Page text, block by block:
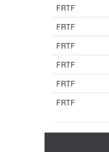
FRTF
FRTF
FRTF
FRTF
FRTF
FRTF